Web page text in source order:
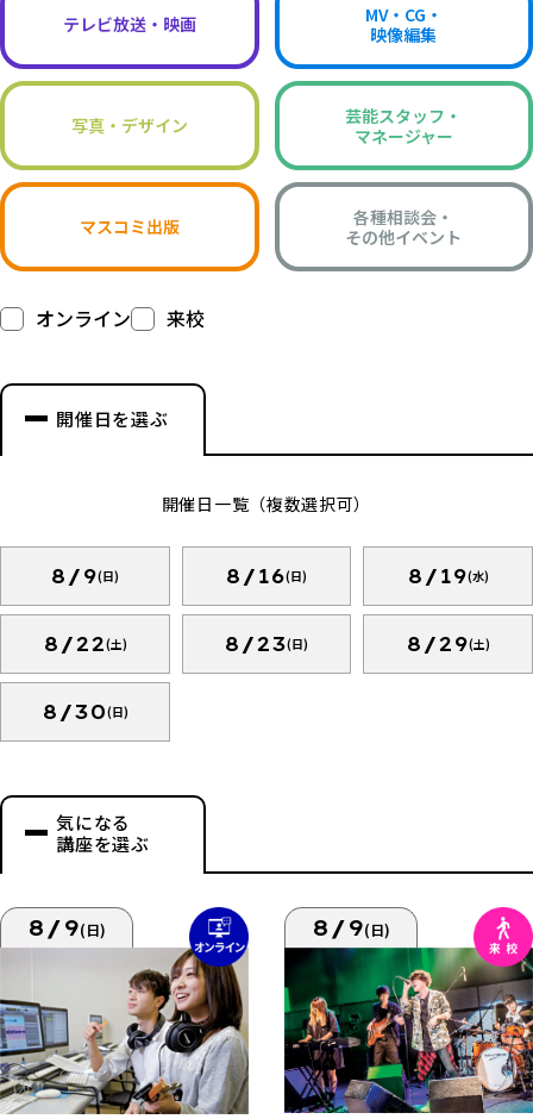
テレビ放送・映画
MV・CG・
映像編集
写真・デザイン
芸能スタッフ・
マネージャー
マスコミ出版
各種相談会・
その他イベント
オンライン 来校
開催日を選ぶ
開催日一覧（複数選択可）
8/9(日) 8/16(日) 8/19(水)
8/22(土) 8/23(日) 8/29(土)
8/30(日)
気になる
講座を選ぶ
8/9(日) 8/9(日)